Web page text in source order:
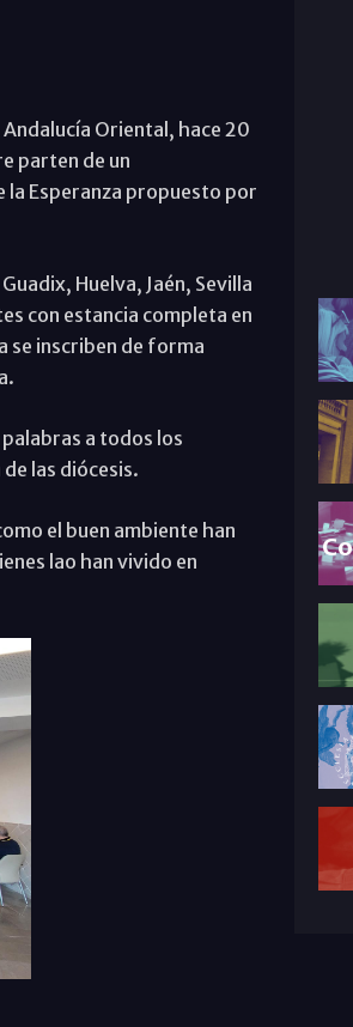
Oriental, hace 20
parten de un
la Esperanza propuesto por
Huelva, Jaén, Sevilla
con estancia completa en
se inscriben de forma
a todos los
las diócesis.
el buen ambiente han
lao han vivido en